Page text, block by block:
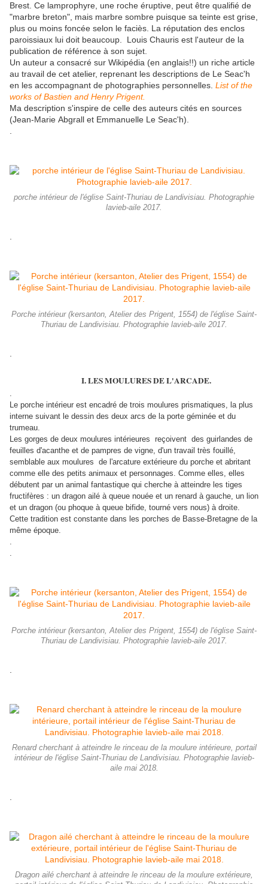
Brest. Ce lamprophyre, une roche éruptive, peut être qualifié de
"marbre breton", mais marbre sombre puisque sa teinte est grise,
plus ou moins foncée selon le faciès. La réputation des enclos
paroissiaux lui doit beaucoup. Louis Chauris est l'auteur de la
publication de référence à son sujet.
Un auteur a consacré sur Wikipédia (en anglais!!) un riche article
au travail de cet atelier, reprenant les descriptions de Le Seac'h
en les accompagnant de photographies personnelles. List of the
works of Bastien and Henry Prigent.
Ma description s'inspire de celle des auteurs cités en sources
(Jean-Marie Abgrall et Emmanuelle Le Seac'h).
porche intérieur de l'église Saint-Thuriau de Landivisiau. Photographie
lavieb-aile 2017.
Porche intérieur (kersanton, Atelier des Prigent, 1554) de l'église Saint-
Thuriau de Landivisiau. Photographie lavieb-aile 2017.
I. LES MOULURES DE L'ARCADE.
.
Le porche intérieur est encadré de trois moulures prismatiques, la plus
interne suivant le dessin des deux arcs de la porte géminée et du
trumeau.
Les gorges de deux moulures intérieures reçoivent des guirlandes de
feuilles d'acanthe et de pampres de vigne, d'un travail très fouillé,
semblable aux moulures de l'arcature extérieure du porche et abritant
comme elle des petits animaux et personnages. Comme elles, elles
débutent par un animal fantastique qui cherche à atteindre les tiges
fructifères : un dragon ailé à queue nouée et un renard à gauche, un lion
et un dragon (ou phoque à queue bifide, tourné vers nous) à droite.
Cette tradition est constante dans les porches de Basse-Bretagne de la
même époque.
.
.
Porche intérieur (kersanton, Atelier des Prigent, 1554) de l'église Saint-
Thuriau de Landivisiau. Photographie lavieb-aile 2017.
Renard cherchant à atteindre le rinceau de la moulure intérieure, portail
intérieur de l'église Saint-Thuriau de Landivisiau. Photographie lavieb-
aile mai 2018.
Dragon ailé cherchant à atteindre le rinceau de la moulure extérieure,